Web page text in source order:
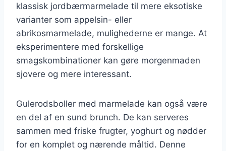
klassisk jordbærmarmelade til mere eksotiske
varianter som appelsin- eller
abrikosmarmelade, mulighederne er mange. At
eksperimentere med forskellige
smagskombinationer kan gøre morgenmaden
sjovere og mere interessant.
Gulerodsboller med marmelade kan også være
en del af en sund brunch. De kan serveres
sammen med friske frugter, yoghurt og nødder
for en komplet og nærende måltid. Denne